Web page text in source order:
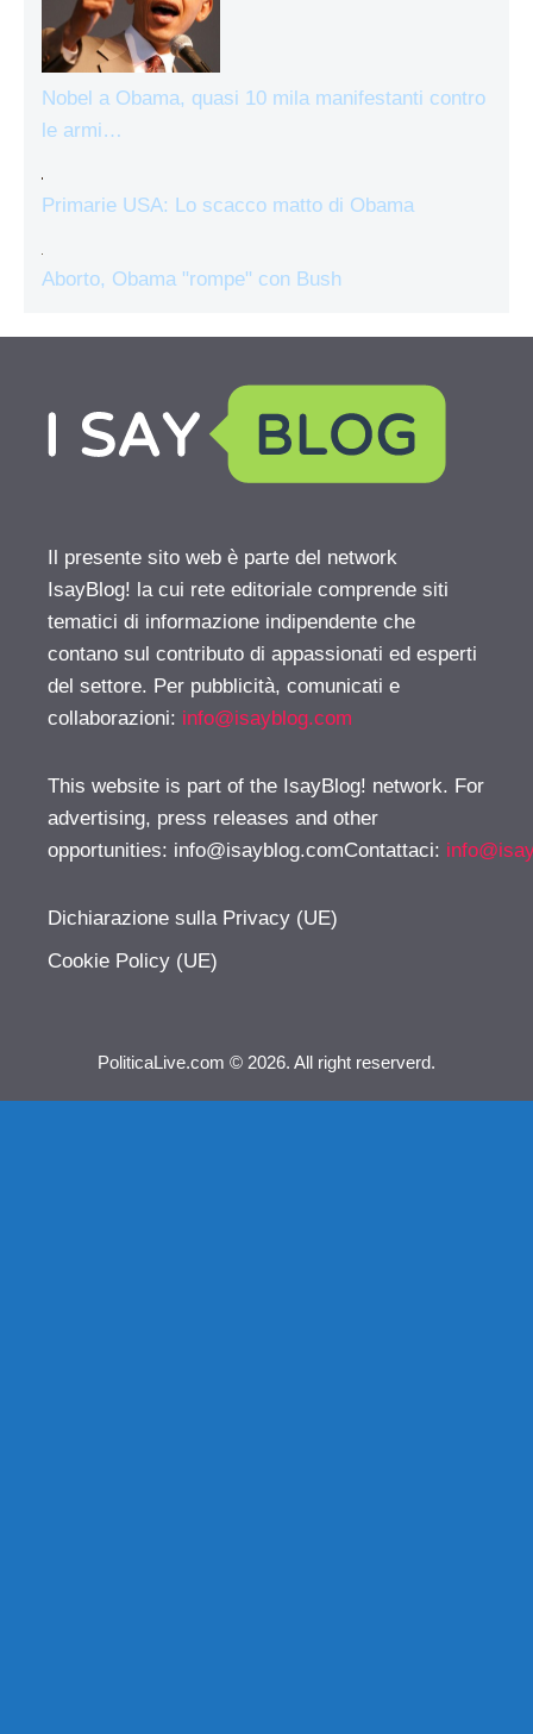
Nobel a Obama, quasi 10 mila manifestanti contro
le armi…
Primarie USA: Lo scacco matto di Obama
Aborto, Obama "rompe" con Bush
Il presente sito web è parte del network
IsayBlog! la cui rete editoriale comprende siti
tematici di informazione indipendente che
contano sul contributo di appassionati ed esperti
del settore. Per pubblicità, comunicati e
collaborazioni: info@isayblog.com
This website is part of the IsayBlog! network. For
advertising, press releases and other
opportunities: info@isayblog.comContattaci:
Dichiarazione sulla Privacy (UE)
Cookie Policy (UE)
PoliticaLive.com © 2026. All right reserverd.